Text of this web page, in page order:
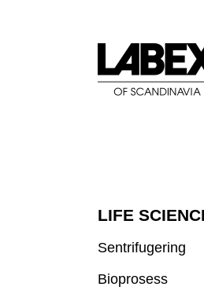
LIFE
Sentrifugering
Bioprosess